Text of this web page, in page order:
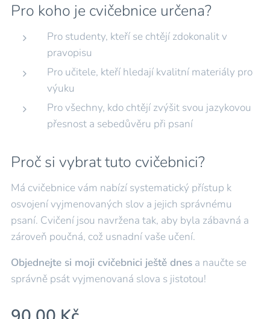
Pro koho je cvičebnice určena?
Pro studenty, kteří se chtějí zdokonalit v
pravopisu
Pro učitele, kteří hledají kvalitní materiály pro
výuku
Pro všechny, kdo chtějí zvýšit svou jazykovou
přesnost a sebedůvěru při psaní
Proč si vybrat tuto cvičebnici?
Má cvičebnice vám nabízí systematický přístup k
osvojení vyjmenovaných slov a jejich správnému
psaní. Cvičení jsou navržena tak, aby byla zábavná a
zároveň poučná, což usnadní vaše učení.
Objednejte si moji cvičebnici ještě dnes a naučte se
správně psát vyjmenovaná slova s ​​jistotou!